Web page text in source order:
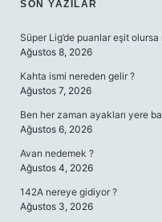
SIDEBAR
SON YAZILAR
Süper Lig’de puanlar eşit olursa
Ağustos 8, 2026
Kahta ismi nereden gelir ?
Ağustos 7, 2026
Ben her zaman ayakları yere
Ağustos 6, 2026
Avan nedemek ?
Ağustos 4, 2026
142A nereye gidiyor ?
Ağustos 3, 2026